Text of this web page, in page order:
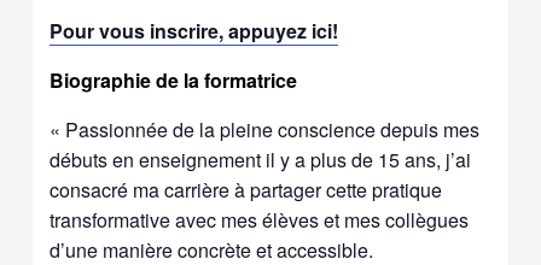
Pour vous inscrire, appuyez ici!
Biographie de la formatrice
« Passionnée de la pleine conscience depuis mes
débuts en enseignement il y a plus de 15 ans, j’ai
consacré ma carrière à partager cette pratique
transformative avec mes élèves et mes collègues
d’une manière concrète et accessible.